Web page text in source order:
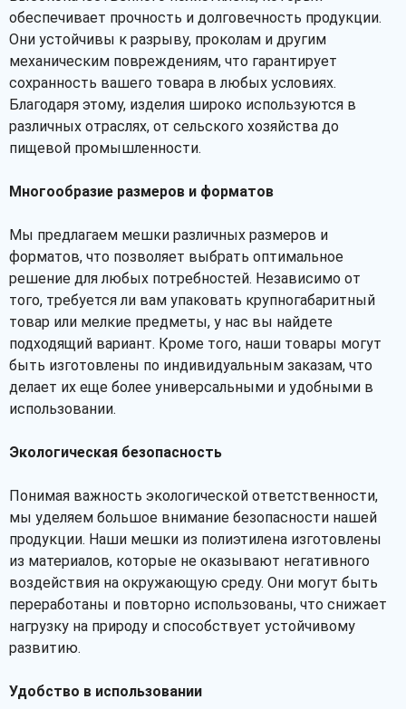
обеспечивает прочность и долговечность продукции.
Они устойчивы к разрыву, проколам и другим
механическим повреждениям, что гарантирует
сохранность вашего товара в любых условиях.
Благодаря этому, изделия широко используются в
различных отраслях, от сельского хозяйства до
пищевой промышленности.
Многообразие размеров и форматов
Мы предлагаем мешки различных размеров и
форматов, что позволяет выбрать оптимальное
решение для любых потребностей. Независимо от
того, требуется ли вам упаковать крупногабаритный
товар или мелкие предметы, у нас вы найдете
подходящий вариант. Кроме того, наши товары могут
быть изготовлены по индивидуальным заказам, что
делает их еще более универсальными и удобными в
использовании.
Экологическая безопасность
Понимая важность экологической ответственности,
мы уделяем большое внимание безопасности нашей
продукции. Наши мешки из полиэтилена изготовлены
из материалов, которые не оказывают негативного
воздействия на окружающую среду. Они могут быть
переработаны и повторно использованы, что снижает
нагрузку на природу и способствует устойчивому
развитию.
Удобство в использовании